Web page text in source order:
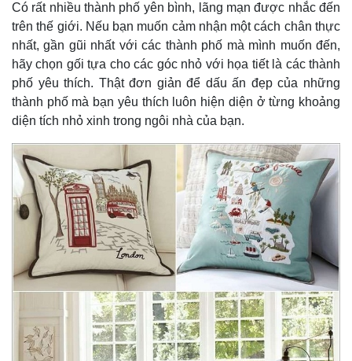
Có rất nhiều thành phố yên bình, lãng mạn được nhắc đến
trên thế giới. Nếu bạn muốn cảm nhận một cách chân thực
nhất, gần gũi nhất với các thành phố mà mình muốn đến,
hãy chọn gối tựa cho các góc nhỏ với họa tiết là các thành
phố yêu thích. Thật đơn giản để dấu ấn đẹp của những
thành phố mà bạn yêu thích luôn hiện diện ở từng khoảng
diện tích nhỏ xinh trong ngôi nhà của bạn.